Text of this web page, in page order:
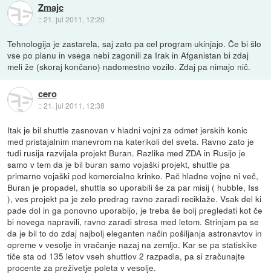
Zmajc
::21. jul 2011, 12:20
Tehnologija je zastarela, saj zato pa cel program ukinjajo. Če bi šlo
vse po planu in vsega nebi zagonili za Irak in Afganistan bi zdaj
meli že (skoraj končano) nadomestno vozilo. Zdaj pa nimajo nič.
cero
::21. jul 2011, 12:38
Itak je bil shuttle zasnovan v hladni vojni za odmet jerskih konic
med pristajalnim manevrom na katerikoli del sveta. Ravno zato je
tudi rusija razvijala projekt Buran. Razlika med ZDA in Rusijo je
samo v tem da je bil buran samo vojaški projekt, shuttle pa
primarno vojaški pod komercialno krinko. Pač hladne vojne ni več,
Buran je propadel, shuttla so uporabili še za par misij ( hubble, Iss
), ves projekt pa je zelo predrag ravno zaradi reciklaže. Vsak del ki
pade dol in ga ponovno uporabijo, je treba še bolj pregledati kot če
bi novega napravili, ravno zaradi stresa med letom. Strinjam pa se
da je bil to do zdaj najbolj eleganten način pošiljanja astronavtov in
opreme v vesolje in vračanje nazaj na zemljo. Kar se pa statiskike
tiče sta od 135 letov vseh shuttlov 2 razpadla, pa si zračunajte
procente za preživetje poleta v vesolje.